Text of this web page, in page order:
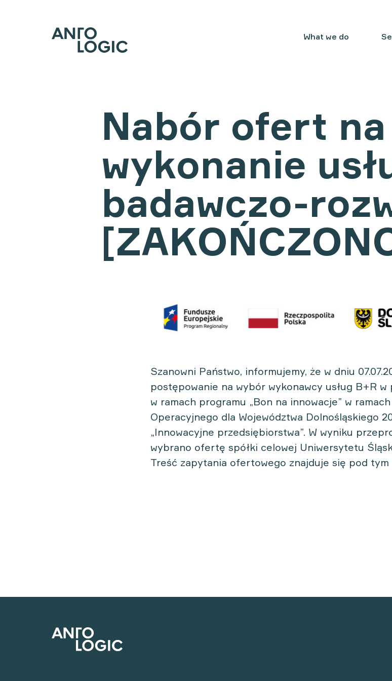
What we do
Nabór ofert na
wykonanie
badawczo-
Szanowni Państwo, informujemy, że w dniu
postępowanie na wybór wykonawcy usług B+R
w ramach programu „Bon na innowacje” w
Operacyjnego dla Województwa Dolnośląskiego
„Innowacyjne przedsiębiorstwa”. W wyniku
wybrano ofertę spółki celowej Uniwersytetu
Treść zapytania ofertowego znajduje się pod tym